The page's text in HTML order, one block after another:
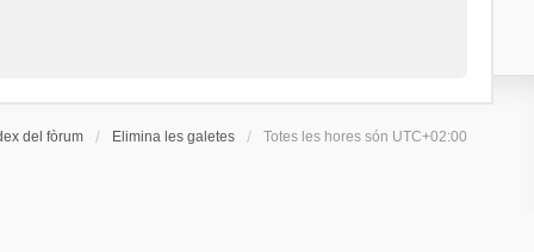
del fòrum Elimina les galetes Totes les hores són UTC+02:00